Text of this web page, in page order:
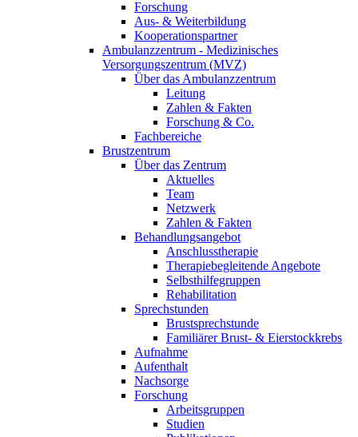
Forschung
Aus- & Weiterbildung
Kooperationspartner
Ambulanzzentrum - Medizinisches
Versorgungszentrum (MVZ)
Über das Ambulanzzentrum
Leitung
Zahlen & Fakten
Forschung & Co.
Fachbereiche
Brustzentrum
Über das Zentrum
Aktuelles
Team
Netzwerk
Zahlen & Fakten
Behandlungsangebot
Anschlusstherapie
Therapiebegleitende Angebote
Selbsthilfegruppen
Rehabilitation
Sprechstunden
Brustsprechstunde
Familiärer Brust- & Eierstockkrebs
Aufnahme
Aufenthalt
Nachsorge
Forschung
Arbeitsgruppen
Studien